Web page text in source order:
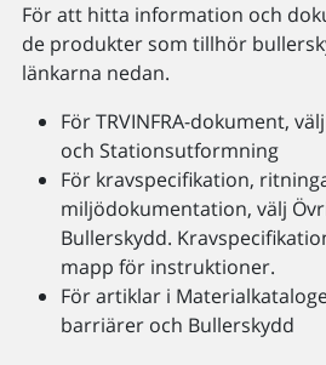
För att hitta information och
de produkter som tillhör
länkarna nedan.
För TRVINFRA-dokument,
och Stationsutformning
För kravspecifikation,
miljödokumentation, välj
Bullerskydd.
mapp för instruktioner.
För artiklar i
barriärer och Bullerskydd